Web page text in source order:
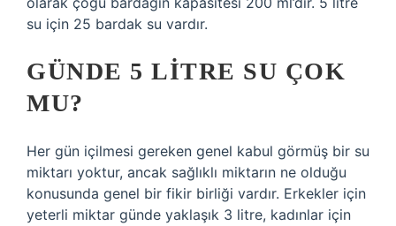
su için 25 bardak su vardır.
GÜNDE 5 LITRE SU ÇOK
MU?
Her gün içilmesi gereken genel kabul görmüş bir su
miktarı yoktur, ancak sağlıklı miktarın ne olduğu
konusunda genel bir fikir birliği vardır. Erkekler için
yeterli miktar günde yaklaşık 3 litre, kadınlar için